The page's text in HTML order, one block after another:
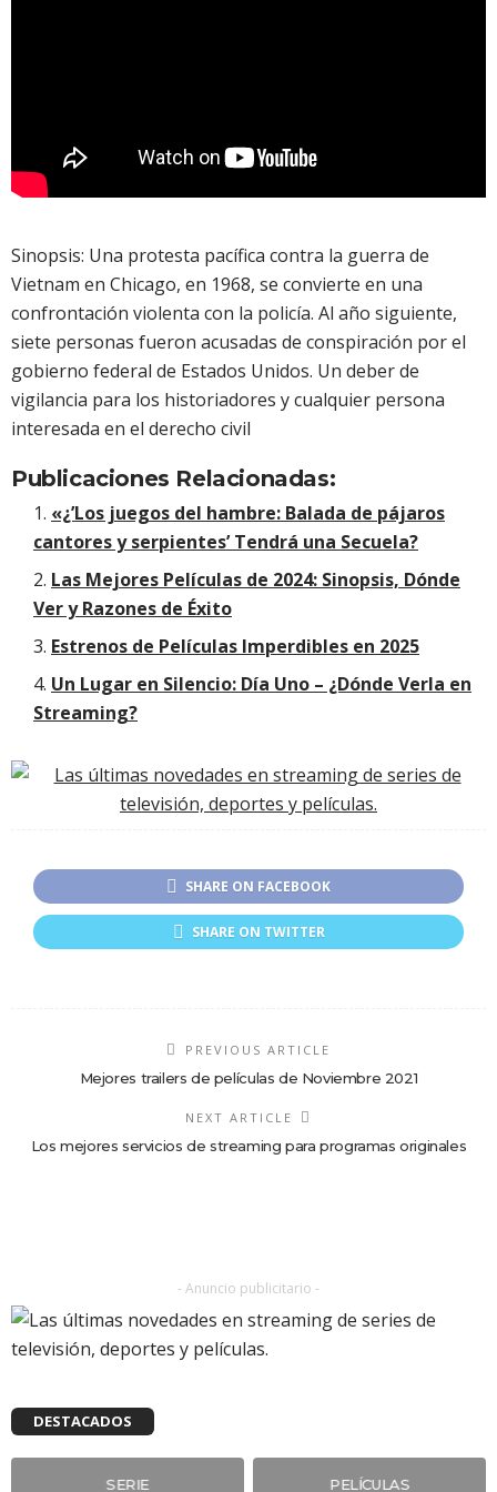
Sinopsis: Una protesta pacífica contra la guerra de
Vietnam en Chicago, en 1968, se convierte en una
confrontación violenta con la policía. Al año siguiente,
siete personas fueron acusadas de conspiración por el
gobierno federal de Estados Unidos. Un deber de
vigilancia para los historiadores y cualquier persona
interesada en el derecho civil
Publicaciones Relacionadas:
«¿’Los juegos del hambre: Balada de pájaros
cantores y serpientes’ Tendrá una Secuela?
Las Mejores Películas de 2024: Sinopsis, Dónde
Ver y Razones de Éxito
Estrenos de Películas Imperdibles en 2025
Un Lugar en Silencio: Día Uno – ¿Dónde Verla en
Streaming?
SHARE ON FACEBOOK
SHARE ON TWITTER
PREVIOUS ARTICLE
Mejores trailers de películas de Noviembre 2021
NEXT ARTICLE
Los mejores servicios de streaming para programas originales
- Anuncio publicitario -
DESTACADOS
SERIE PELÍCULAS